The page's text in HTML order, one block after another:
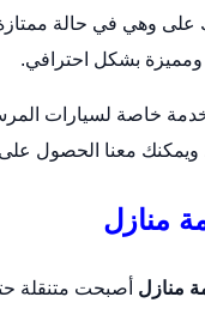
وهي في حالة ممتازة
ومميزة بشكل احترافي.
خاصة لسيارات
معنا الحصول
منازل
منازل أصبحت متنقلة